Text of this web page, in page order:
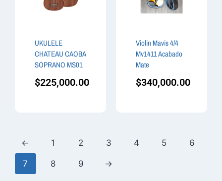
UKULELE
CHATEAU CAOBA
SOPRANO MS01
$225,000.00
Violin Mavis 4/4
Mv1411 Acabado
Mate
$340,000.00
← 1 2 3 4 5 6
7 8 9 →